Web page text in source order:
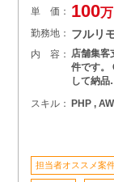
単 価： 100
勤務地： フルリ
内 容： 店舗集客
件です。
して納
スキル： PHP ,
担当者オススメ案